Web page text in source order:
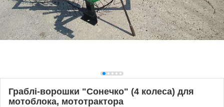
Граблі-ворошки "Сонечко" (4 колеса) для
мотоблока, мототрактора